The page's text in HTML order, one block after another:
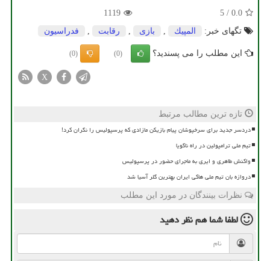
0.0
/
5
1119
تگهای خبر:
المپیك بازی رقابت فدراسیون
این مطلب را می پسندید؟ (0)
(0)
X
تازه ترین مطالب مرتبط
دردسر جدید برای سرخپوشان پیام بازیکن مازادی که پرسپولیس را نگران کرد!
تیم ملی ترامپولین در راه ناگویا
واکنش طاهری و ایری به ماجرای حضور در پرسپولیس
دروازه بان تیم ملی هاکی ایران بهترین گلر آسیا شد
نظرات بینندگان در مورد این مطلب
لطفا شما همنظر دهید